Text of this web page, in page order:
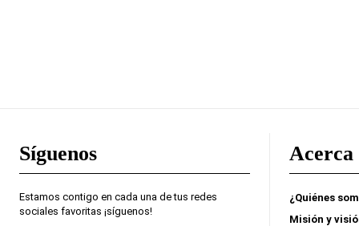
Síguenos
Estamos contigo en cada una de tus redes
sociales favoritas ¡síguenos!
Acerca
¿Quiénes
Misión y